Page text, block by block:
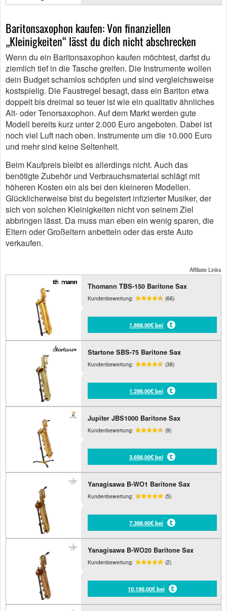
Baritonsaxophon kaufen: Von finanziellen
„Kleinigkeiten“ lässt du dich nicht abschrecken
Wenn du ein Baritonsaxophon kaufen möchtest, darfst du
ziemlich tief in die Tasche greifen. Die Instrumente wollen
dein Budget schamlos schöpfen und sind vergleichsweise
kostspielig. Die Faustregel besagt, dass ein Bariton etwa
doppelt bis dreimal so teuer ist wie ein qualitativ ähnliches
Alt- oder Tenorsaxophon. Auf dem Markt werden gute
Modell bereits kurz unter 2.000 Euro angeboten. Dabei ist
noch viel Luft nach oben. Instrumente um die 10.000 Euro
und mehr sind keine Seltenheit.
Beim Kaufpreis bleibt es allerdings nicht. Auch das
benötigte Zubehör und Verbrauchsmaterial schlägt mit
höheren Kosten ein als bei den kleineren Modellen.
Glücklicherweise bist du begeistert infizierter Musiker, der
sich von solchen Kleinigkeiten nicht von seinem Ziel
abbringen lässt. Da muss man eben ein wenig sparen, die
Eltern oder Großeltern anbetteln oder das erste Auto
verkaufen.
Affiliate Links
Thomann TBS-150 Baritone Sax
Kundenbewertung: (66)
1.898,00€ bei
Startone SBS-75 Baritone Sax
Kundenbewertung: (38)
1.298,00€ bei
Jupiter JBS1000 Baritone Sax
Kundenbewertung: (9)
3.698,00€ bei
Yanagisawa B-WO1 Baritone Sax
Kundenbewertung: (5)
7.398,00€ bei
Yanagisawa B-WO20 Baritone Sax
Kundenbewertung: (2)
10.198,00€ bei